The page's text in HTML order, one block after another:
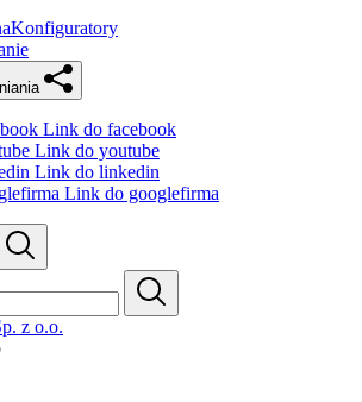
Konfiguratory
Link do facebook
Link do youtube
Link do linkedin
Link do googlefirma